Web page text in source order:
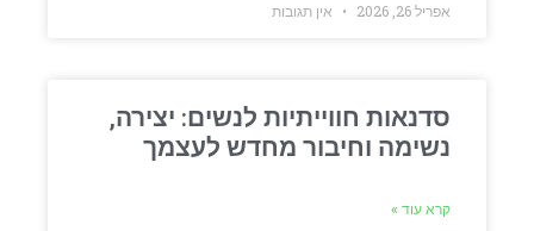
אפריל 26, 2026 אין תגובות
סדנאות חווייתיות לנשים: יצירה,
נשימה וחיבור מחדש לעצמך
קרא עוד »